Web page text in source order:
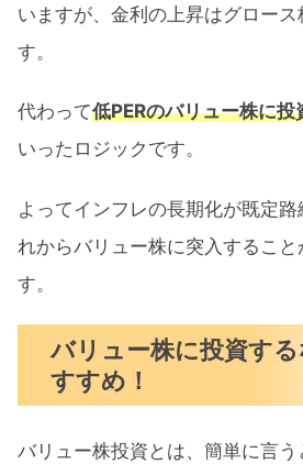
いますが、金利の上昇はグロース
す。
代わって低PERのバリュー株に
いったロジックです。
よってインフレの長期化が既定路
れからバリュー株に突入すること
す。
バリュー株に投資す
すすめ！
バリュー株投資とは、簡単に言う